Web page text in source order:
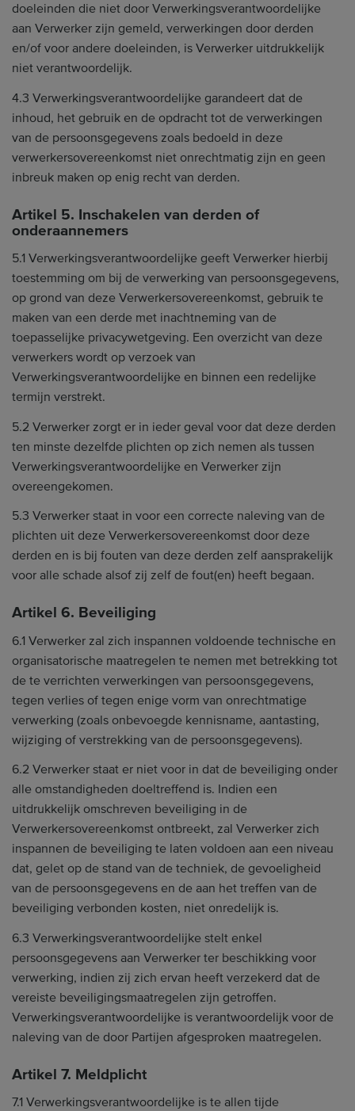
doeleinden die niet door Verwerkingsverantwoordelijke
aan Verwerker zijn gemeld, verwerkingen door derden
en/of voor andere doeleinden, is Verwerker uitdrukkelijk
niet verantwoordelijk.
4.3 Verwerkingsverantwoordelijke garandeert dat de
inhoud, het gebruik en de opdracht tot de verwerkingen
van de persoonsgegevens zoals bedoeld in deze
verwerkersovereenkomst niet onrechtmatig zijn en geen
inbreuk maken op enig recht van derden.
Artikel 5. Inschakelen van derden of
onderaannemers
5.1 Verwerkingsverantwoordelijke geeft Verwerker hierbij
toestemming om bij de verwerking van persoonsgegevens,
op grond van deze Verwerkersovereenkomst, gebruik te
maken van een derde met inachtneming van de
toepasselijke privacywetgeving. Een overzicht van deze
verwerkers wordt op verzoek van
Verwerkingsverantwoordelijke en binnen een redelijke
termijn verstrekt.
5.2 Verwerker zorgt er in ieder geval voor dat deze derden
ten minste dezelfde plichten op zich nemen als tussen
Verwerkingsverantwoordelijke en Verwerker zijn
overeengekomen.
5.3 Verwerker staat in voor een correcte naleving van de
plichten uit deze Verwerkersovereenkomst door deze
derden en is bij fouten van deze derden zelf aansprakelijk
voor alle schade alsof zij zelf de fout(en) heeft begaan.
Artikel 6. Beveiliging
6.1 Verwerker zal zich inspannen voldoende technische en
organisatorische maatregelen te nemen met betrekking tot
de te verrichten verwerkingen van persoonsgegevens,
tegen verlies of tegen enige vorm van onrechtmatige
verwerking (zoals onbevoegde kennisname, aantasting,
wijziging of verstrekking van de persoonsgegevens).
6.2 Verwerker staat er niet voor in dat de beveiliging onder
alle omstandigheden doeltreffend is. Indien een
uitdrukkelijk omschreven beveiliging in de
Verwerkersovereenkomst ontbreekt, zal Verwerker zich
inspannen de beveiliging te laten voldoen aan een niveau
dat, gelet op de stand van de techniek, de gevoeligheid
van de persoonsgegevens en de aan het treffen van de
beveiliging verbonden kosten, niet onredelijk is.
6.3 Verwerkingsverantwoordelijke stelt enkel
persoonsgegevens aan Verwerker ter beschikking voor
verwerking, indien zij zich ervan heeft verzekerd dat de
vereiste beveiligingsmaatregelen zijn getroffen.
Verwerkingsverantwoordelijke is verantwoordelijk voor de
naleving van de door Partijen afgesproken maatregelen.
Artikel 7. Meldplicht
7.1 Verwerkingsverantwoordelijke is te allen tijde